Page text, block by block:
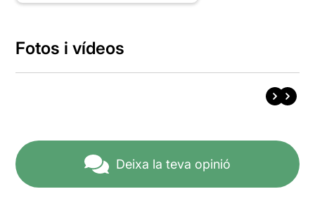
Fotos i vídeos
Deixa la teva opinió